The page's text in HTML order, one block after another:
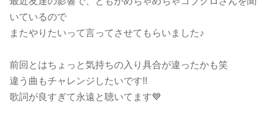
いているので
またやりたいって言ってさせてもらいました♪
前回とはちょっと気持ちの入り具合が違ったかも笑
違う曲もチャレンジしたいです!!
歌詞が良すぎて永遠と聴いてます💙